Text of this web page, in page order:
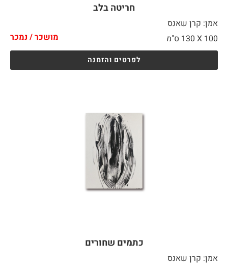
חריטה בלב
אמן: קרן שאנס
100 X
מושכר / נמכר
לפרטים והזמנה
כתמים שחורים
אמן: קרן שאנס